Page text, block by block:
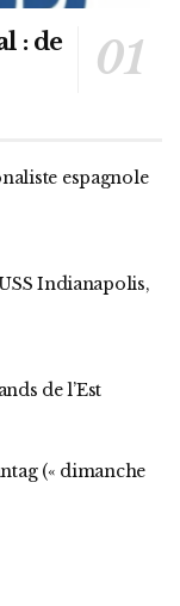
: de
espagnole
Indianapolis,
de l’Est
(« dimanche